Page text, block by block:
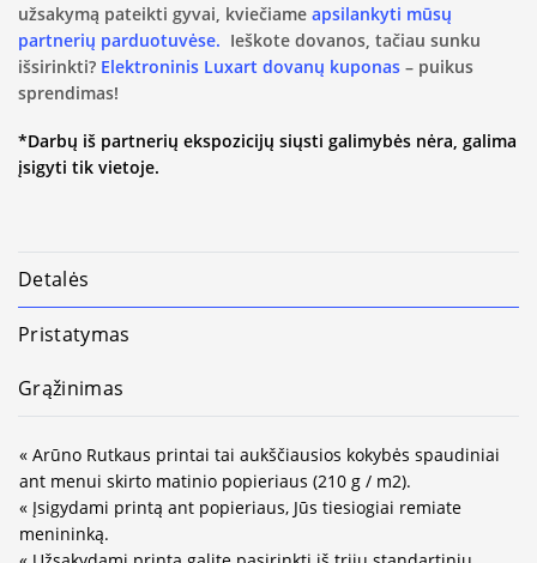
užsakymą pateikti gyvai, kviečiame apsilankyti mūsų
partnerių parduotuvėse. Ieškote dovanos, tačiau sunku
išsirinkti? Elektroninis Luxart dovanų kuponas – puikus
sprendimas!
*Darbų iš partnerių ekspozicijų siųsti galimybės nėra, galima
įsigyti tik vietoje.
Detalės
Pristatymas
Grąžinimas
« Arūno Rutkaus printai tai aukščiausios kokybės spaudiniai
ant menui skirto matinio popieriaus (210 g / m2).
« Įsigydami printą ant popieriaus, Jūs tiesiogiai remiate
menininką.